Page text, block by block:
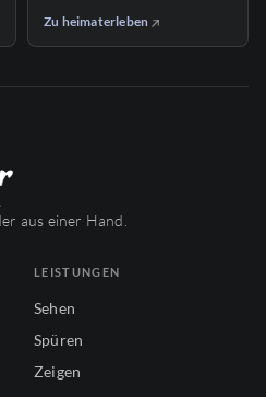
Zu heimaterleben
aus einer Hand.
LEISTUNGEN
Sehen
Spüren
Zeigen